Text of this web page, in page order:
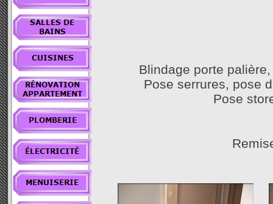
Blindage porte
Pose serrures, pose
Pose